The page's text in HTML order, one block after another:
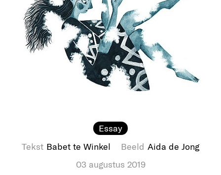
Essay
Tekst Babet te Winkel Beeld Aida de Jong
03 augustus 2019